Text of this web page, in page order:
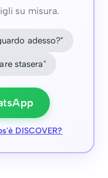
su misura.
adesso?"
stasera"
DISCOVER?